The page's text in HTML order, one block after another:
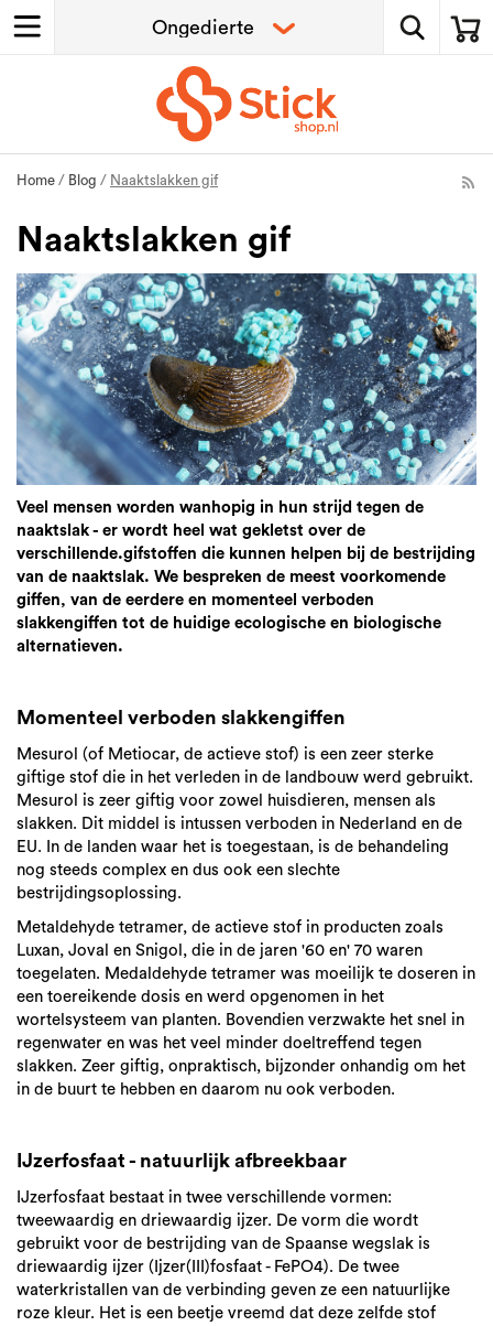
Home / Blog / Naaktslakken gif
Naaktslakken gif
Veel mensen worden wanhopig in hun strijd tegen de
naaktslak - er wordt heel wat gekletst over de
verschillende.gifstoffen die kunnen helpen bij de bestrijding
van de naaktslak. We bespreken de meest voorkomende
giffen, van de eerdere en momenteel verboden
slakkengiffen tot de huidige ecologische en biologische
alternatieven.
Momenteel verboden slakkengiffen
Mesurol (of Metiocar, de actieve stof) is een zeer sterke
giftige stof die in het verleden in de landbouw werd gebruikt.
Mesurol is zeer giftig voor zowel huisdieren, mensen als
slakken. Dit middel is intussen verboden in Nederland en de
EU. In de landen waar het is toegestaan, is de behandeling
nog steeds complex en dus ook een slechte
bestrijdingsoplossing.
Metaldehyde tetramer, de actieve stof in producten zoals
Luxan, Joval en Snigol, die in de jaren '60 en' 70 waren
toegelaten. Medaldehyde tetramer was moeilijk te doseren in
een toereikende dosis en werd opgenomen in het
wortelsysteem van planten. Bovendien verzwakte het snel in
regenwater en was het veel minder doeltreffend tegen
slakken. Zeer giftig, onpraktisch, bijzonder onhandig om het
in de buurt te hebben en daarom nu ook verboden.
IJzerfosfaat - natuurlijk afbreekbaar
IJzerfosfaat bestaat in twee verschillende vormen:
tweewaardig en driewaardig ijzer. De vorm die wordt
gebruikt voor de bestrijding van de Spaanse wegslak is
driewaardig ijzer (Ijzer(III)fosfaat - FePO4). De twee
waterkristallen van de verbinding geven ze een natuurlijke
roze kleur. Het is een beetje vreemd dat deze zelfde stof